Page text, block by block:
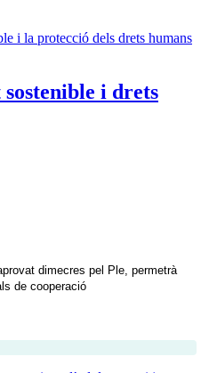
i drets
dimecres pel Ple, permetrà
de cooperació